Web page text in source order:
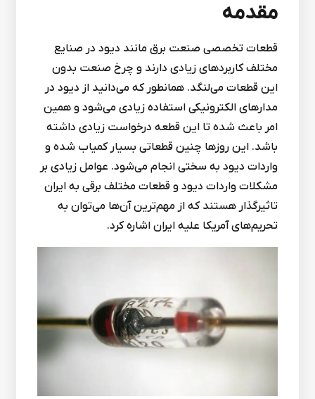
مقدمه
قطعات تخصصی صنعت برق مانند دیود در صنایع
مختلف کاربردهای زیادی دارند و چرخ صنعت بدون
این قطعات می‌لنگد. همانطور که می‌دانید از دیود در
مدارهای الکترونیکی استفاده زیادی می‌شود و همین
امر باعث شده تا این قطعه درخواست زیادی داشته
باشد. این روزها چنین قطعاتی بسیار کمیاب شده و
واردات دیود به سختی انجام می‌شود. عوامل زیادی بر
مشکلات واردات دیود و قطعات مختلف برقی به ایران
تاثیرگذار هستند که از مهم‌ترین آن‌ها می‌توان به
تحریم‌های آمریکا علیه ایران اشاره کرد.